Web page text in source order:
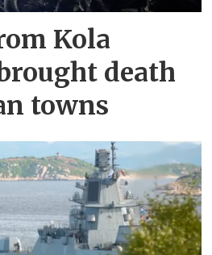
Kola
death
towns